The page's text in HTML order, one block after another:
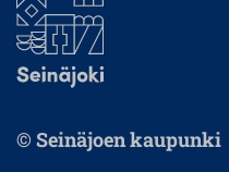
© Seinäjoen kaupunki